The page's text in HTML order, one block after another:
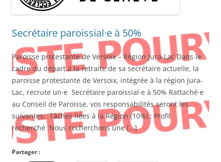
Secrétaire paroissial·e à 50%
Paroisse protestante de Versoix – Région Jura-Lac Dans le
cadre du départ à la retraite de sa secrétaire actuelle, la
paroisse protestante de Versoix, intégrée à la région Jura-
Lac, recrute un·e Secrétaire paroissial·e à 50% Rattaché·e
au Conseil de Paroisse, vos responsabilités seront les
suivantes: Tâches liées à la Région (10%) : Profil
recherché :Nous recherchons une […]
Partager :